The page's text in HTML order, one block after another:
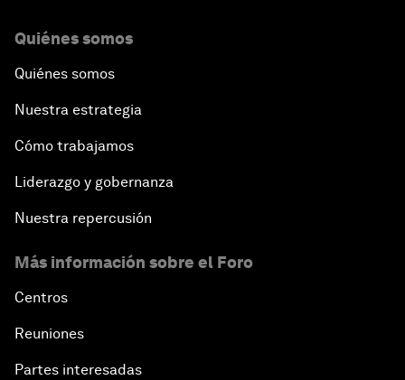
Quiénes somos
Quiénes somos
Nuestra estrategia
Cómo trabajamos
Liderazgo y gobernanza
Nuestra repercusión
Más información sobre el Foro
Centros
Reuniones
Partes interesadas